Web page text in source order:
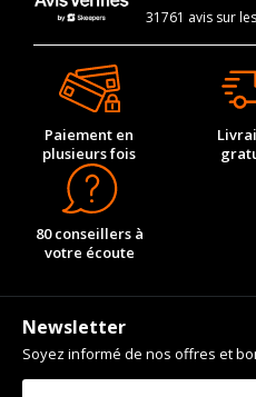
31761 avis sur
Paiement en
plusieurs fois
80 conseillers à
votre écoute
Newsletter
Soyez informé de nos offres et